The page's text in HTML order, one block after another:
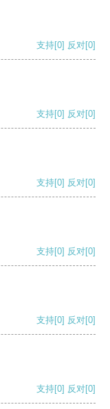
支持[0] 反对[0]
支持[0] 反对[0]
支持[0] 反对[0]
支持[0] 反对[0]
支持[0] 反对[0]
支持[0] 反对[0]